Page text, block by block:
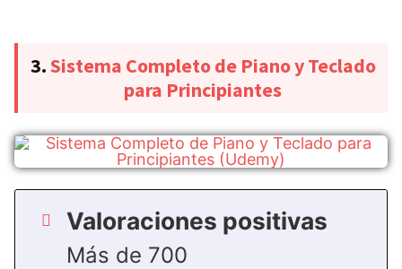
3.Sistema Completo de Piano y Teclado
para Principiantes
Valoraciones positivas
Más de 700